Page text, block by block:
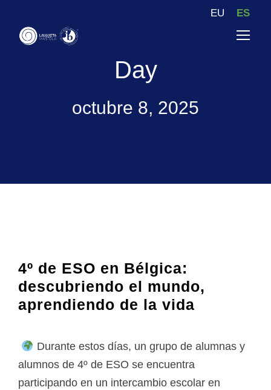
EU ES
Day
octubre 8, 2025
4º de ESO en Bélgica:
descubriendo el mundo,
aprendiendo de la vida
Durante estos días, un grupo de alumnas y
alumnos de 4º de ESO se encuentra
participando en un intercambio escolar en